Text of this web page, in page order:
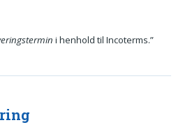
i henhold til Incoterms.”